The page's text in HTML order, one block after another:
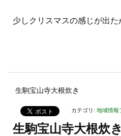
少しクリスマスの感じが出た
生駒宝山寺大根炊き
カテゴリ: 地域情報
生駒宝山寺大根炊き